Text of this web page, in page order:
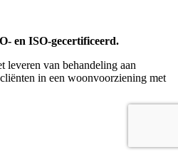
en ISO-gecertificeerd.
van behandeling aan
in een woonvoorziening met